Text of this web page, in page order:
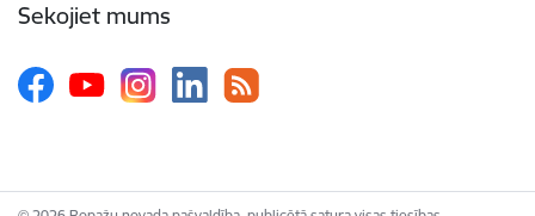
Sekojiet mums